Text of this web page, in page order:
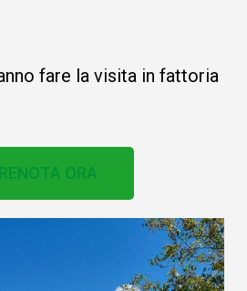
fare la visita in fattoria
ORA